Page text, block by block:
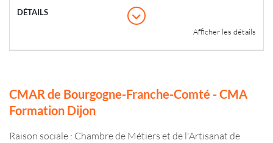
Afficher les détails
CMAR de Bourgogne-Franche-Comté - CMA
Formation Dijon
Raison sociale : Chambre de Métiers et de l'Artisanat de